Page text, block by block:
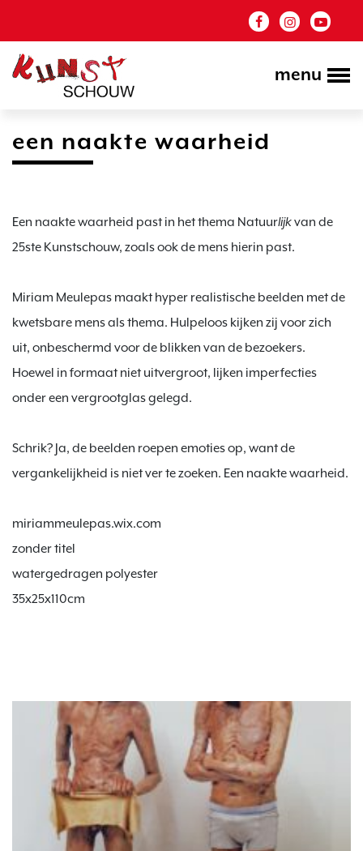
menu
een naakte waarheid
Een naakte waarheid past in het thema Natuurlijk van de
25ste Kunstschouw, zoals ook de mens hierin past.
Miriam Meulepas maakt hyper realistische beelden met de
kwetsbare mens als thema. Hulpeloos kijken zij voor zich
uit, onbeschermd voor de blikken van de bezoekers.
Hoewel in formaat niet uitvergroot, lijken imperfecties
onder een vergrootglas gelegd.
Schrik? Ja, de beelden roepen emoties op, want de
vergankelijkheid is niet ver te zoeken. Een naakte waarheid.
miriammeulepas.wix.com
zonder titel
watergedragen polyester
35x25x110cm